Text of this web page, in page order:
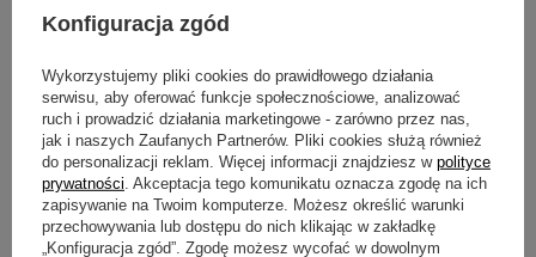
Produkty powiązane
RABAT OD 2 SZT. RABAT OD 2 SZT.
Konfiguracja zgód
Wykorzystujemy pliki cookies do prawidłowego działania
serwisu, aby oferować funkcje społecznościowe, analizować
ruch i prowadzić działania marketingowe - zarówno przez nas,
jak i naszych Zaufanych Partnerów. Pliki cookies służą również
do personalizacji reklam. Więcej informacji znajdziesz w polityce
prywatności . Akceptacja tego komunikatu oznacza zgodę na ich
zapisywanie na Twoim komputerze. Możesz określić warunki
przechowywania lub dostępu do nich klikając w zakładkę
„Konfiguracja zgód”. Zgodę możesz wycofać w dowolnym